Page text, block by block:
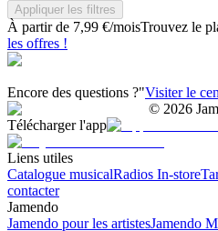
Appliquer les filtres
À partir de 7,99 €/moisTrouvez le
les offres !
Encore des questions ?"Visiter le
© 2026
Télécharger l'app
Liens utiles
Catalogue musicalRadios In-store
contacter
Jamendo
Jamendo pour les artistesJamendo